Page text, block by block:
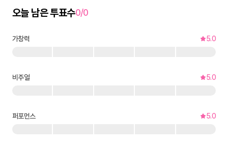
오늘 남은 투표수0/0
가창력 5.0
비주얼 5.0
퍼포먼스 5.0